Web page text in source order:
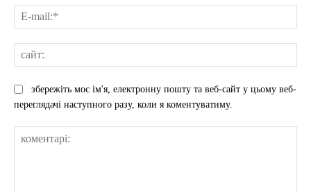
збережіть моє ім'я, електронну пошту та веб-сайт у цьому веб-
переглядачі наступного разу, коли я коментуватиму.